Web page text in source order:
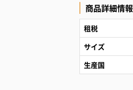
商品詳細情報
租税
サイズ
生産国